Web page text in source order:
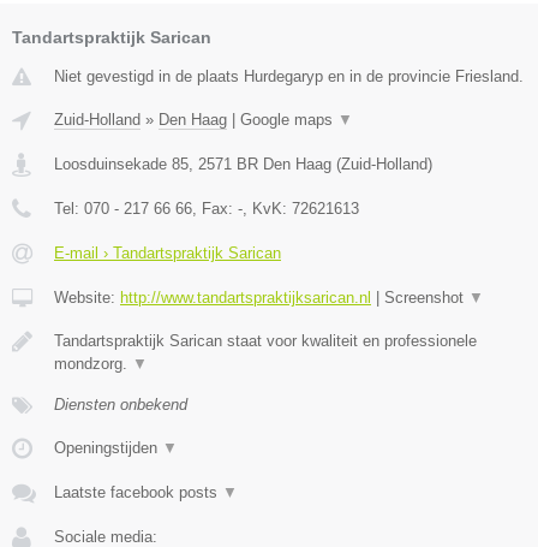
Tandartspraktijk Sarican
Niet gevestigd in de plaats Hurdegaryp en in de provincie Friesland.
Zuid-Holland » Den Haag Google maps ▼
Loosduinsekade 85, 2571 BR Den Haag (Zuid-Holland)
Tel: 070 - 217 66 66, Fax: -, KvK: 72621613
E-mail › Tandartspraktijk Sarican
Website: http://www.tandartspraktijksarican.nl Screenshot ▼
Tandartspraktijk Sarican staat voor kwaliteit en professionele
mondzorg. ▼
Diensten onbekend
Openingstijden ▼
Laatste facebook posts ▼
Sociale media: